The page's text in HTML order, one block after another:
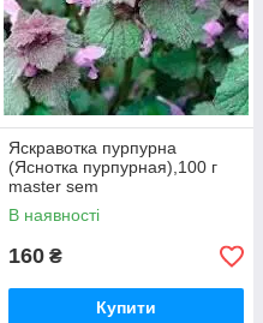
Яскравотка пурпурна
(Яснотка пурпурная),100 г
master sem
В наявності
160 ₴
Купити